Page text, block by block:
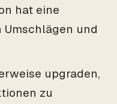
hat eine
Umschlägen und
upgraden,
zu